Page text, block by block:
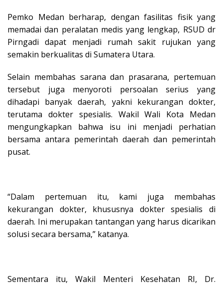
Pemko Medan berharap, dengan fasilitas fisik yang
memadai dan peralatan medis yang lengkap, RSUD dr
Pirngadi dapat menjadi rumah sakit rujukan yang
semakin berkualitas di Sumatera Utara.
Selain membahas sarana dan prasarana, pertemuan
tersebut juga menyoroti persoalan serius yang
dihadapi banyak daerah, yakni kekurangan dokter,
terutama dokter spesialis. Wakil Wali Kota Medan
mengungkapkan bahwa isu ini menjadi perhatian
bersama antara pemerintah daerah dan pemerintah
pusat.
“Dalam pertemuan itu, kami juga membahas
kekurangan dokter, khususnya dokter spesialis di
daerah. Ini merupakan tantangan yang harus dicarikan
solusi secara bersama,” katanya.
Sementara itu, Wakil Menteri Kesehatan RI, Dr.